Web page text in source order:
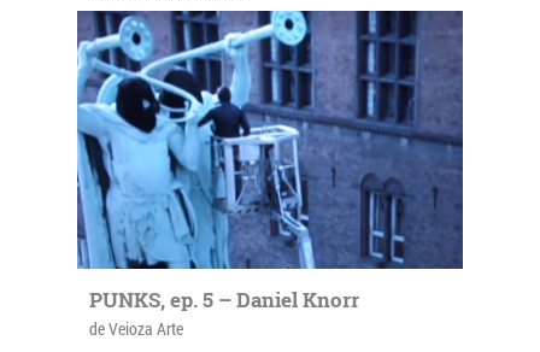
PUNKS, ep. 5 – Daniel Knorr
de Veioza Arte